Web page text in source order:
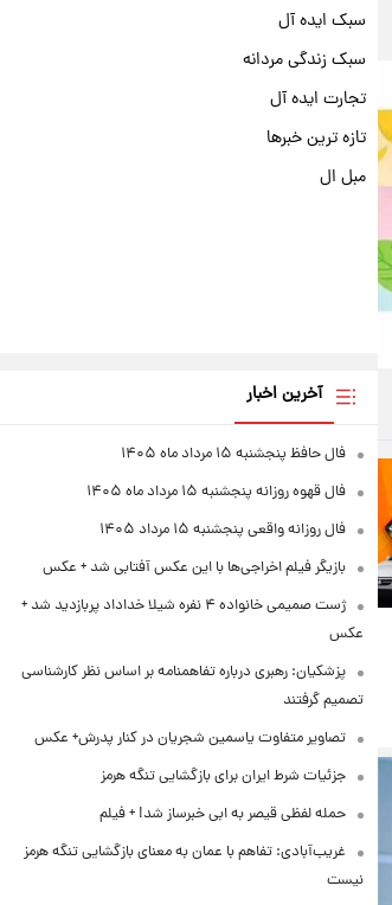
سبک ایده آل
سبک زندگی مردانه
تجارت ایده آل
تازه ترین خبرها
مبل ال
آخرین اخبار
فال حافظ پنجشنبه ۱۵ مرداد ماه ۱۴۰۵
فال قهوه روزانه پنجشنبه ۱۵ مرداد ماه ۱۴۰۵
فال روزانه واقعی پنجشنبه ۱۵ مرداد ۱۴۰۵
بازیگر فیلم اخراجی‌ها با این عکس آفتابی شد + عکس
ژست صمیمی خانواده ۴ نفره شیلا خداداد پربازدید شد +
عکس
پزشکیان: رهبری درباره تفاهمنامه بر اساس نظر کارشناسی
تصمیم گرفتند
تصاویر متفاوت یاسمین شجریان در کنار پدرش+ عکس
جزئیات شرط ایران برای بازگشایی تنگه هرمز
حمله لفظی قیصر به ابی خبرساز شد! + فیلم
غریب‌آبادی: تفاهم با عمان به معنای بازگشایی تنگه هرمز
نیست